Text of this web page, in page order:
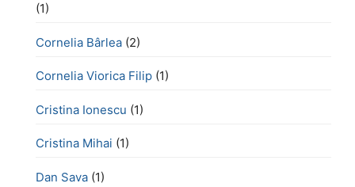
(1)
Cornelia Bârlea (2)
Cornelia Viorica Filip (1)
Cristina Ionescu (1)
Cristina Mihai (1)
Dan Sava (1)